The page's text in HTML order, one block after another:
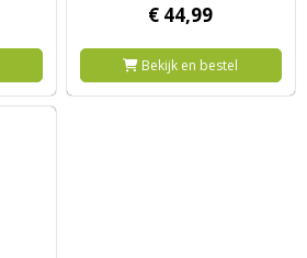
€ 44,99
Bekijk en bestel